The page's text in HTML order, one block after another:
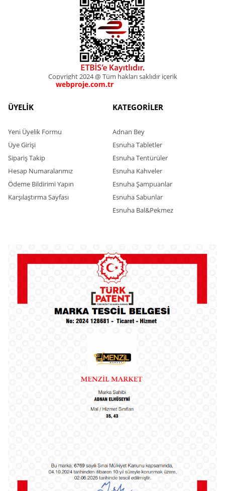
Copyright 2024 @ Tüm hakları saklıdır içerik
webproje.com.trwebproje.com.tr
ÜYELİK
Yeni Üyelik Formu
Üye Girişi
Sipariş Takip
Hesap Numaralarımız
Ödeme Bildirimi Yapın
Karşılaştırma Sayfası
KATEGORİLER
Adnan Bey
Esnuha Tabletler
Esnuha Tentürüler
Esnuha Kahveler
Esnuha Şampuanlar
Esnuha Sabunlar
Esnuha Bal&Pekmez